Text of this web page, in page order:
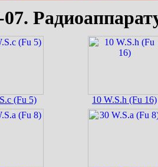
(Fu 5) 10 W.S.h (Fu 16)